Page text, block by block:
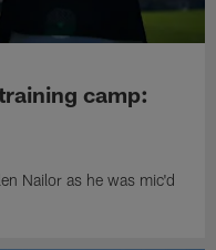
camp:
Nailor as he was mic'd